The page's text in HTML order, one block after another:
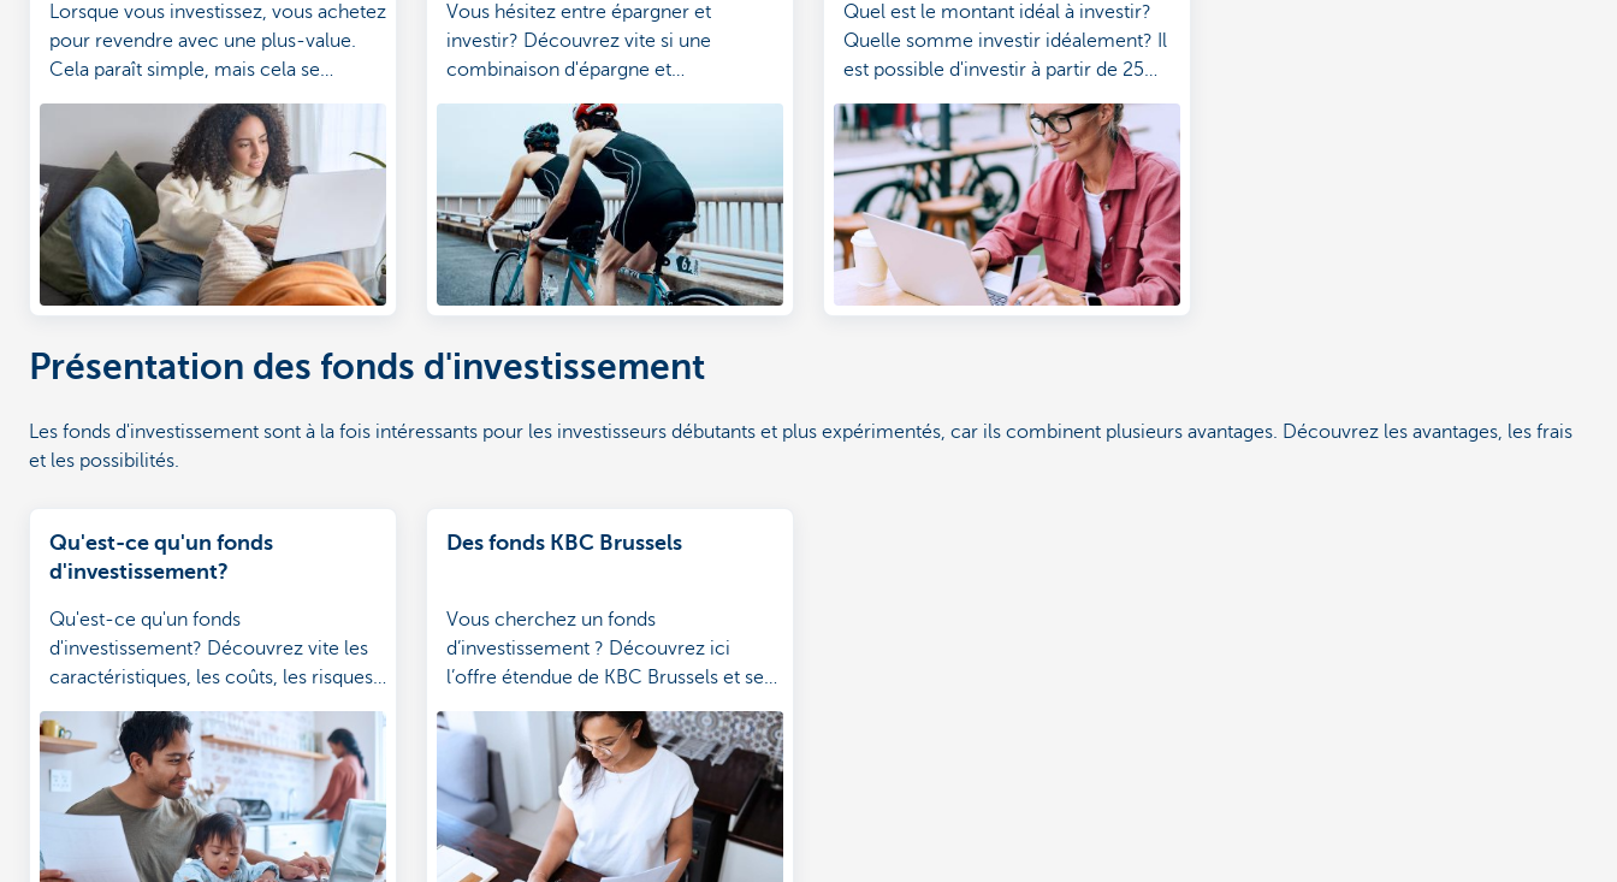
Lorsque vous investissez, vous achetez
pour revendre avec une plus-value.
Cela paraît simple, mais cela se
complique lorsque l’on y ajoute la
Bourse, les actions et le risque. Mais
pas de panique: nous avons décodé le
tout...
Vous hésitez entre épargner et
investir? Découvrez vite si une
combinaison d'épargne et
d'investissements ne serait pas plus
intéressante pour vous.
Quel est le montant idéal à investir?
Quelle somme investir idéalement? Il
est possible d'investir à partir de 25
euros par mois. Trouvez
l'investissement qui vous convient.
Présentation des fonds d'investissement
Les fonds d'investissement sont à la fois intéressants pour les investisseurs débutants et plus expérimentés, car ils combinent plusieurs avantages. Découvrez les avantages, les frais
et les possibilités.
Qu'est-ce qu'un fonds
d'investissement?
Qu'est-ce qu'un fonds
d'investissement? Découvrez vite les
caractéristiques, les coûts, les risques
et, bien sûr, les rendements des fonds
d'investissement.
Des fonds KBC Brussels
Vous cherchez un fonds
d’investissement ? Découvrez ici
l’offre étendue de KBC Brussels et ses
idées d’investissement intéressantes.